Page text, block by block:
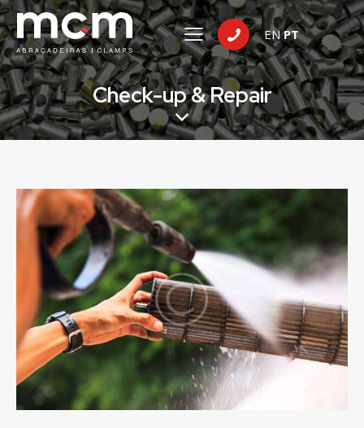
EN PT
Check-up & Repair